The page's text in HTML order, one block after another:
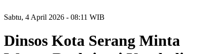
Sabtu, 4 April 2026 - 08:11 WIB
Dinsos Kota Serang Minta